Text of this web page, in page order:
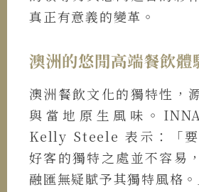
真正有意義的變革。
澳洲的悠閒高端餐飲體
澳洲餐飲文化的獨特性，
與當地原生風味。
Kelly Steele 表示：「
好客的獨特之處並不容易
融匯無疑賦予其獨特風格。